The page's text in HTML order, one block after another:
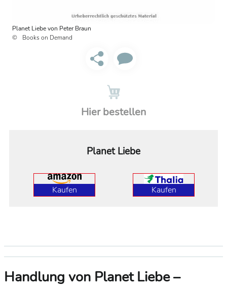
Planet Liebe von Peter Braun
Books on Demand
Hier bestellen
Planet Liebe
Kaufen Kaufen
Handlung von Planet Liebe –